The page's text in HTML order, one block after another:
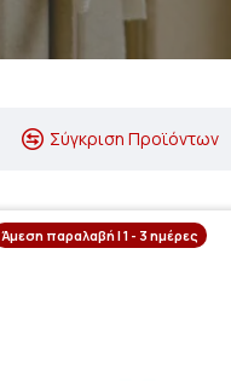
Σύγκριση Προϊόντων
Άμεση παραλαβή | 1 - 3 ημέρες